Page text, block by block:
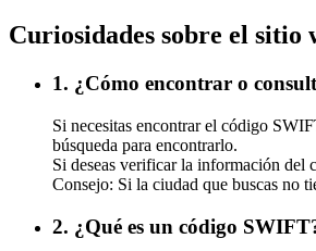
Curiosidades sobre el sitio
1. ¿Cómo encontrar o
Si necesitas encontrar el código
búsqueda para encontrarlo.
Si deseas verificar la información del
Consejo: Si la ciudad que buscas no
2. ¿Qué es un código